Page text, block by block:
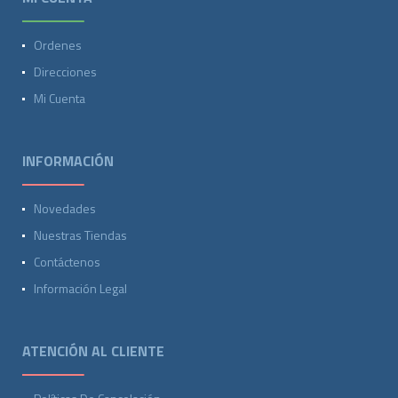
Ordenes
Direcciones
Mi Cuenta
INFORMACIÓN
Novedades
Nuestras Tiendas
Contáctenos
Información Legal
ATENCIÓN AL CLIENTE